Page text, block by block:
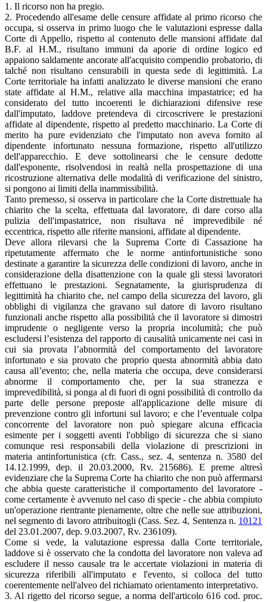
1. Il ricorso non ha pregio.
2. Procedendo all'esame delle censure affidate al primo ricorso che
occupa, si osserva in primo luogo che le valutazioni espresse dalla
Corte di Appello, rispetto al contenuto delle mansioni affidate dal
B.F. al H.M., risultano immuni da aporie di ordine logico ed
appaiono saldamente ancorate all'acquisito compendio probatorio, di
talché non risultano censurabili in questa sede di legittimità. La
Corte territoriale ha infatti analizzato le diverse mansioni che erano
state affidate al H.M., relative alla macchina impastatrice; ed ha
considerato del tutto incoerenti le dichiarazioni difensive rese
dall'imputato, laddove pretendeva di circoscrivere le prestazioni
affidate al dipendente, rispetto al predetto macchinario. La Corte di
merito ha pure evidenziato che l'imputato non aveva fornito al
dipendente infortunato nessuna formazione, rispetto all'utilizzo
dell'apparecchio. E deve sottolinearsi che le censure dedotte
dall'esponente, risolvendosi in realtà nella prospettazione di una
ricostruzione alternativa delle modalità di verificazione del sinistro,
si pongono ai limiti della inammissibilità.
Tanto premesso, si osserva in particolare che la Corte distrettuale ha
chiarito che la scelta, effettuata dal lavoratore, di dare corso alla
pulizia dell'impastatrice, non risultava né imprevedibile né
eccentrica, rispetto alle riferite mansioni, affidate al dipendente.
Deve allora rilevarsi che la Suprema Corte di Cassazione ha
ripetutamente affermato che le norme antinfortunistiche sono
destinate a garantire la sicurezza delle condizioni di lavoro, anche in
considerazione della disattenzione con la quale gli stessi lavoratori
effettuano le prestazioni. Segnatamente, la giurisprudenza di
legittimità ha chiarito che, nel campo della sicurezza del lavoro, gli
obblighi di vigilanza che gravano sul datore di lavoro risultano
funzionali anche rispetto alla possibilità che il lavoratore si dimostri
imprudente o negligente verso la propria incolumità; che può
escludersi l’esistenza del rapporto di causalità unicamente nei casi in
cui sia provata l’abnormità del comportamento del lavoratore
infortunato e sia provato che proprio questa abnormità abbia dato
causa all’evento; che, nella materia che occupa, deve considerarsi
abnorme il comportamento che, per la sua stranezza e
imprevedibilità, si ponga al di fuori di ogni possibilità di controllo da
parte delle persone preposte all'applicazione delle misure di
prevenzione contro gli infortuni sul lavoro; e che l’eventuale colpa
concorrente del lavoratore non può spiegare alcuna efficacia
esimente per i soggetti aventi l'obbligo di sicurezza che si siano
comunque resi responsabili della violazione di prescrizioni in
materia antinfortunistica (cfr. Cass., sez. 4, sentenza n. 3580 del
14.12.1999, dep. il 20.03.2000, Rv. 215686). E preme altresì
evidenziare che la Suprema Corte ha chiarito che non può affermarsi
che abbia queste caratteristiche il comportamento del lavoratore -
come certamente è avvenuto nel caso di specie - che abbia compiuto
un'operazione rientrante pienamente, oltre che nelle sue attribuzioni,
nel segmento di lavoro attribuitogli (Cass. Sez. 4, Sentenza n. 10121
del 23.01.2007, dep. 9.03.2007, Rv. 236109).
Come si vede, la valutazione espressa dalla Corte territoriale,
laddove si è osservato che la condotta del lavoratore non valeva ad
escludere il nesso causale tra le accertate violazioni in materia di
sicurezza riferibili all'imputato e l'evento, si colloca del tutto
coerentemente nell'alveo del richiamato orientamento interpretativo.
3. Al rigetto del ricorso segue, a norma dell'articolo 616 cod. proc.